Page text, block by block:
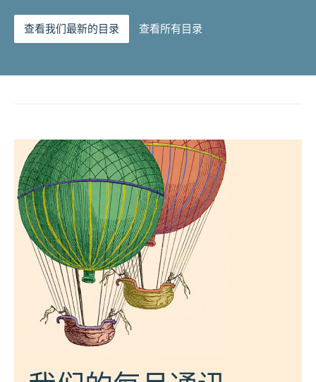
查看我们最新的目录 查看所有目录